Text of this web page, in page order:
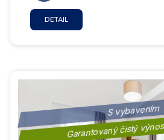
DETAIL
S vybavením
Garantovaný čistý